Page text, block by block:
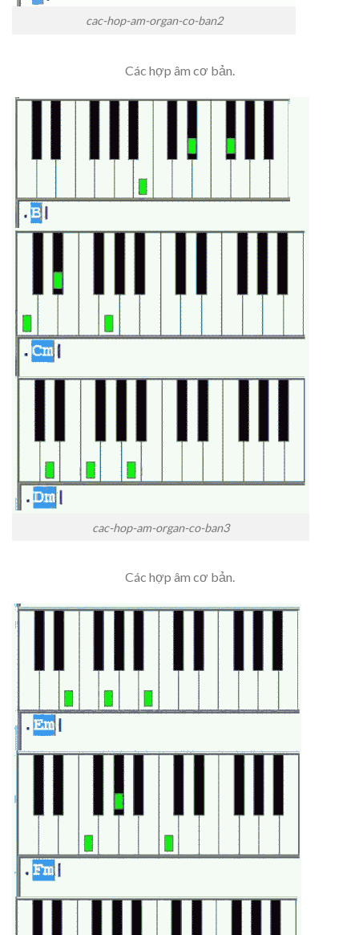
cac-hop-am-organ-co-ban2
Các hợp âm cơ bản.
cac-hop-am-organ-co-ban3
Các hợp âm cơ bản.